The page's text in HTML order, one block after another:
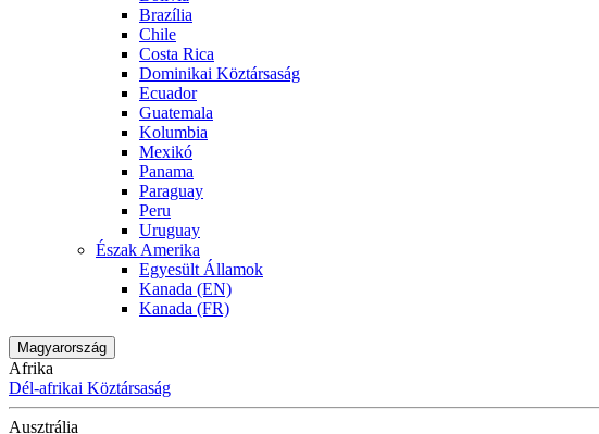
Brazília
Chile
Costa Rica
Dominikai Köztársaság
Ecuador
Guatemala
Kolumbia
Mexikó
Panama
Paraguay
Peru
Uruguay
Észak Amerika
Egyesült Államok
Kanada (EN)
Kanada (FR)
Magyarország
Afrika
Dél-afrikai Köztársaság
Ausztrália